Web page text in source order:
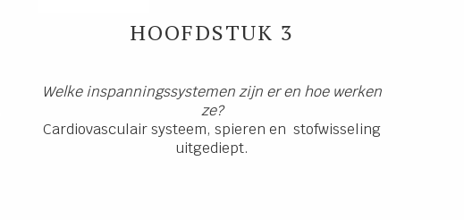
HOOFDSTUK 3
Welke inspanningssystemen zijn er en hoe werken
ze?
Cardiovasculair systeem, spieren en stofwisseling
uitgediept.